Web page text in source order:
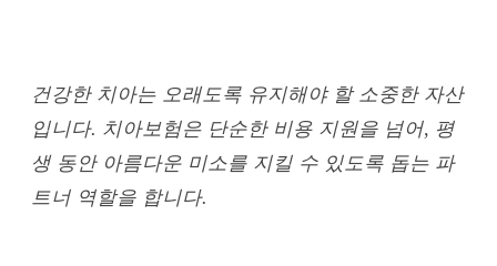
건강한 치아는 오래도록 유지해야 할 소중한 자산
입니다. 치아보험은 단순한 비용 지원을 넘어, 평
생 동안 아름다운 미소를 지킬 수 있도록 돕는 파
트너 역할을 합니다.